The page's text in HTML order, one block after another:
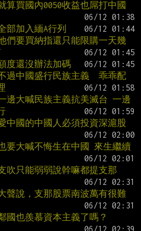
算買國內0050收益也屌打中國
部加入緬A行列
們要買納指還只能限購一天幾
度還沒辦法加碼
過中國盛行民族主義  乖乖配
邊大喊民族主義抗美滅台 一邊
中國的中國人必須投資深滬股
要大喊不悔生在中國 來生繼續
吹只能弱弱說幹嘛都提支那
聲說，支那股票南波萬有很難
國也羨慕資本主義了嗎？